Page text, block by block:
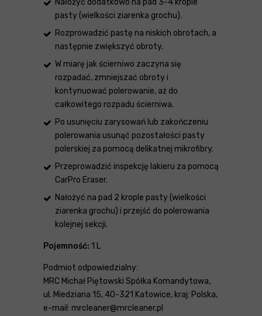
pasty (wielkości ziarenka grochu).
Rozprowadzić pastę na niskich obrotach, a
następnie zwiększyć obroty.
W miarę jak ścierniwo zaczyna się
rozpadać, zmniejszać obroty i
kontynuować polerowanie, aż do
całkowitego rozpadu ścierniwa.
Po usunięciu zarysowań lub zakończeniu
polerowania usunąć pozostałości pasty
polerskiej za pomocą delikatnej mikrofibry.
Przeprowadzić inspekcję lakieru za pomocą
CarPro Eraser.
Nałożyć na pad 2 krople pasty (wielkości
ziarenka grochu) i przejść do polerowania
kolejnej sekcji.
Pojemność: 1 L
Podmiot odpowiedzialny:
MRC Michał Piętowski Spółka Komandytowa,
ul. Miedziana 15, 40-321 Katowice, kraj: Polska,
e-mail: mrcleaner@mrcleaner.pl